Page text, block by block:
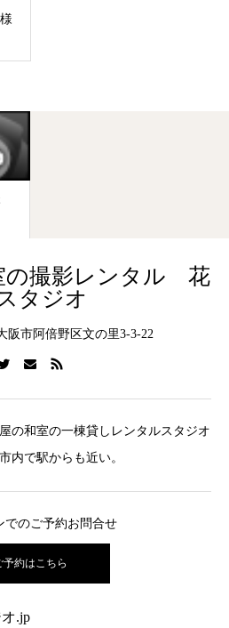
の撮影レンタル 花
タジオ
阪市阿倍野区文の里3-3-22
の和室の一棟貸しレンタルスタジオ
内で駅からも近い。
でのご予約お問合せ
予約はこちら
.jp